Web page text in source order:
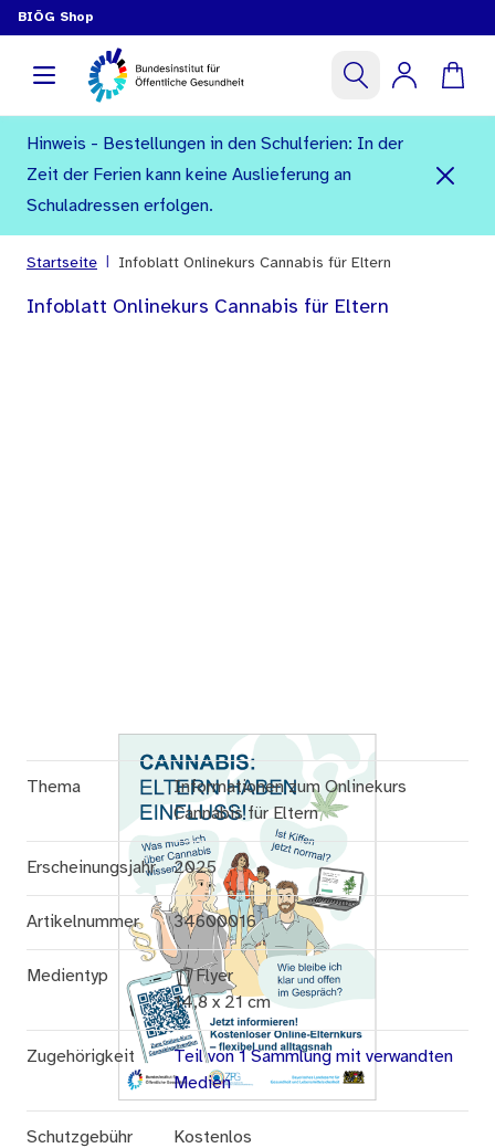
BIÖG Shop
Hinweis - Bestellungen in den Schulferien: In der
Zeit der Ferien kann keine Auslieferung an
Schuladressen erfolgen.
Startseite Infoblatt Onlinekurs Cannabis für Eltern
Infoblatt Onlinekurs Cannabis für Eltern
Thema
Informationen zum Onlinekurs
Cannabis für Eltern
Erscheinungsjahr 2025
Artikelnummer 34600016
Medientyp
Flyer
14,8 x 21 cm
Zugehörigkeit
Teil von 1 Sammlung mit verwandten
Medien
Schutzgebühr Kostenlos